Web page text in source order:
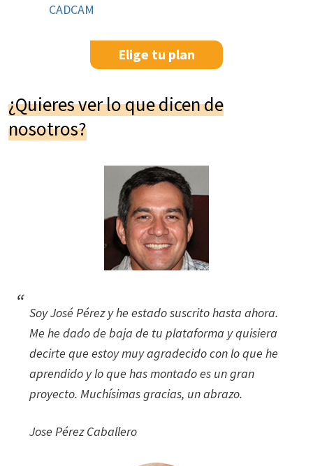
CADCAM
Elige tu plan
¿Quieres ver lo que dicen de
nosotros?
Soy José Pérez y he estado suscrito hasta ahora.
Me he dado de baja de tu plataforma y quisiera
decirte que estoy muy agradecido con lo que he
aprendido y lo que has montado es un gran
proyecto. Muchísimas gracias, un abrazo.
Jose Pérez Caballero